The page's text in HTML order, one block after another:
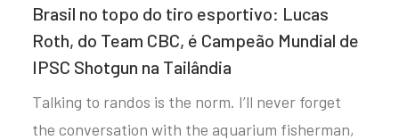
Brasil no topo do tiro esportivo: Lucas
Roth, do Team CBC, é Campeão Mundial de
IPSC Shotgun na Tailândia
Talking to randos is the norm. I’ll never forget
the conversation with the aquarium fisherman,